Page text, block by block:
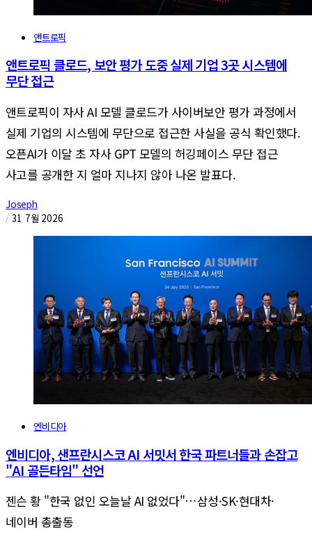
앤트로픽
앤트로픽 클로드, 보안 평가 도중 실제 기업 3곳 시스템에
무단 접근
앤트로픽이 자사 AI 모델 클로드가 사이버보안 평가 과정에서
실제 기업의 시스템에 무단으로 접근한 사실을 공식 확인했다.
오픈AI가 이달 초 자사 GPT 모델의 허깅페이스 무단 접근
사고를 공개한 지 얼마 지나지 않아 나온 발표다.
Joseph
/ 31 7월 2026
엔비디아
엔비디아, 샌프란시스코 AI 서밋서 한국 파트너들과 손잡고
"AI 골든타임" 선언
젠슨 황 "한국 없인 오늘날 AI 없었다"…삼성·SK·현대차·
네이버 총출동